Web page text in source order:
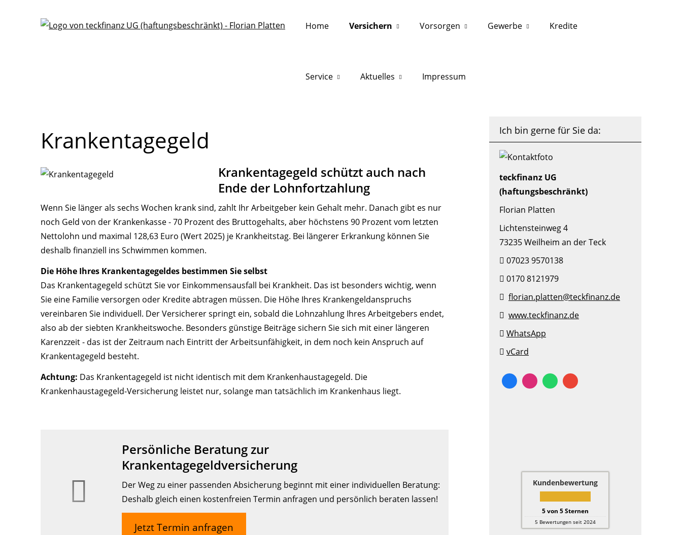
Home Versichern Vorsorgen Gewerbe Kredite
Service Aktuelles Impressum
Ich bin gerne für Sie da:
teckfinanz UG
(haftungsbeschränkt)
Florian Platten
Lichtensteinweg 4
73235 Weilheim an der Teck
07023 9570138
0170 8121979
florian.platten@teckfinanz.de
www.teckfinanz.de
WhatsApp
vCard
Kundenbewertung
5von 5Sternen
5 Bewertungen seit 2024
Krankentagegeld
Krankentagegeld schützt auch nach
Ende der Lohnfortzahlung
Wenn Sie länger als sechs Wochen krank sind, zahlt Ihr Arbeitgeber kein Gehalt mehr. Danach gibt es nur
noch Geld von der Krankenkasse - 70 Prozent des Bruttogehalts, aber höchstens 90 Prozent vom letzten
Nettolohn und maximal 128,63 Euro (Wert 2025) je Krankheitstag. Bei längerer Erkrankung können Sie
deshalb finanziell ins Schwimmen kommen.
Die Höhe Ihres Krankentagegeldes bestimmen Sie selbst
Das Krankentagegeld schützt Sie vor Einkommensausfall bei Krankheit. Das ist besonders wichtig, wenn
Sie eine Familie versorgen oder Kredite abtragen müssen. Die Höhe Ihres Krankengeldanspruchs
vereinbaren Sie individuell. Der Versicherer springt ein, sobald die Lohnzahlung Ihres Arbeitgebers endet,
also ab der siebten Krankheitswoche. Besonders günstige Beiträge sichern Sie sich mit einer längeren
Karenzzeit - das ist der Zeitraum nach Eintritt der Arbeitsunfähigkeit, in dem noch kein Anspruch auf
Krankentagegeld besteht.
Achtung: Das Krankentagegeld ist nicht identisch mit dem Krankenhaustagegeld. Die
Krankenhaustagegeld-Versicherung leistet nur, solange man tatsächlich im Krankenhaus liegt.
Persönliche Beratung zur
Krankentagegeldversicherung
Der Weg zu einer passenden Absicherung beginnt mit einer individuellen Beratung:
Deshalb gleich einen kostenfreien Termin anfragen und persönlich beraten lassen!
Jetzt Termin anfragen